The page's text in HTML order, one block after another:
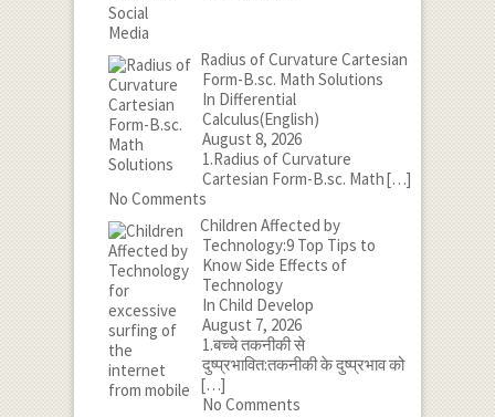
Radius of Curvature Cartesian
Form-B.sc. Math Solutions
In Differential
Calculus(English)
August 8, 2026
1.Radius of Curvature
Cartesian Form-B.sc. Math[…]
No Comments
Children Affected by
Technology:9 Top Tips to
Know Side Effects of
Technology
In Child Develop
August 7, 2026
1.बच्चे तकनीकी से
दुष्प्रभावित:तकनीकी के दुष्प्रभाव को
[…]
No Comments